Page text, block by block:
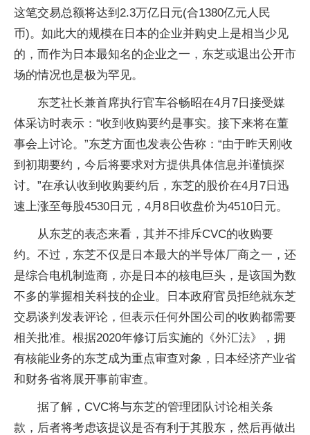
这笔交易总额将达到2.3万亿日元(合1380亿元人民
币)。如此大的规模在日本的企业并购史上是相当少见
的，而作为日本最知名的企业之一，东芝或退出公开市
场的情况也是极为罕见。
东芝社长兼首席执行官车谷畅昭在4月7日接受媒
体采访时表示：“收到收购要约是事实。接下来将在董
事会上讨论。”东芝方面也发表公告称：“由于昨天刚收
到初期要约，今后将要求对方提供具体信息并谨慎探
讨。”在承认收到收购要约后，东芝的股价在4月7日迅
速上涨至每股4530日元，4月8日收盘价为4510日元。
从东芝的表态来看，其并不排斥CVC的收购要
约。不过，东芝不仅是日本最大的半导体厂商之一，还
是综合电机制造商，亦是日本的核电巨头，是该国为数
不多的掌握相关科技的企业。日本政府官员拒绝就东芝
交易谈判发表评论，但表示任何外国公司的收购都需要
相关批准。根据2020年修订后实施的《外汇法》，拥
有核能业务的东芝成为重点审查对象，日本经济产业省
和财务省将展开事前审查。
据了解，CVC将与东芝的管理团队讨论相关条
款，后者将考虑该提议是否有利于其股东，然后再做出